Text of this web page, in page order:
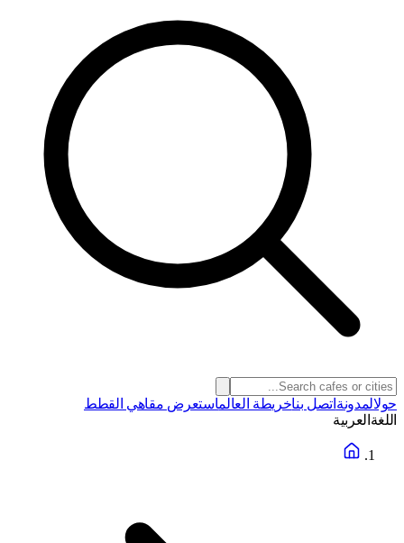
حولالمدونة اتصل بناخريطة العالماستعرض مقاهي القطط
اللغة العربية